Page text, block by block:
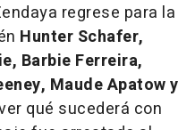
regrese para la
Hunter Schafer,
Barbie Ferreira,
Maude Apatow y
qué sucederá con